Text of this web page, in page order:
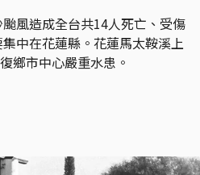
風造成全台共14人死亡、受傷
中在花蓮縣。花蓮馬太鞍溪上
鄉市中心嚴重水患。